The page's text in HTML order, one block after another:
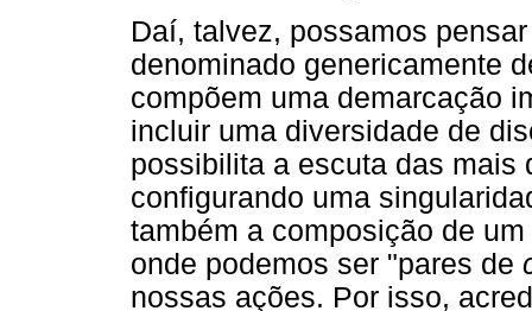
Daí, talvez, possamos
denominado genericamente
compõem uma demarcação
incluir uma diversidade de
possibilita a escuta das mais
configurando uma
também a composição de
onde podemos ser "pares de
nossas ações. Por isso,